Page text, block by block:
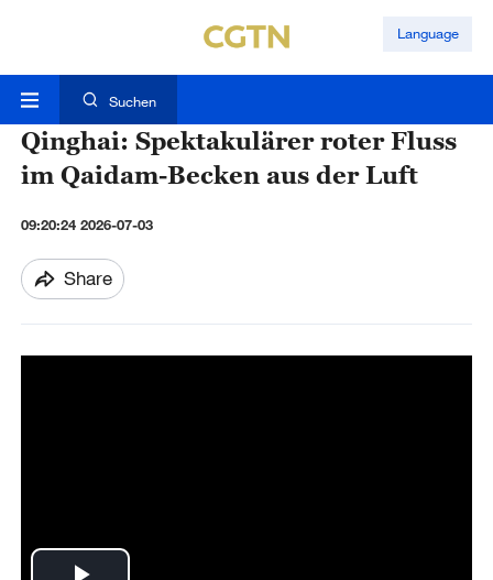
Language
Suchen
Qinghai: Spektakulärer roter Fluss
im Qaidam-Becken aus der Luft
09:20:24 2026-07-03
Share